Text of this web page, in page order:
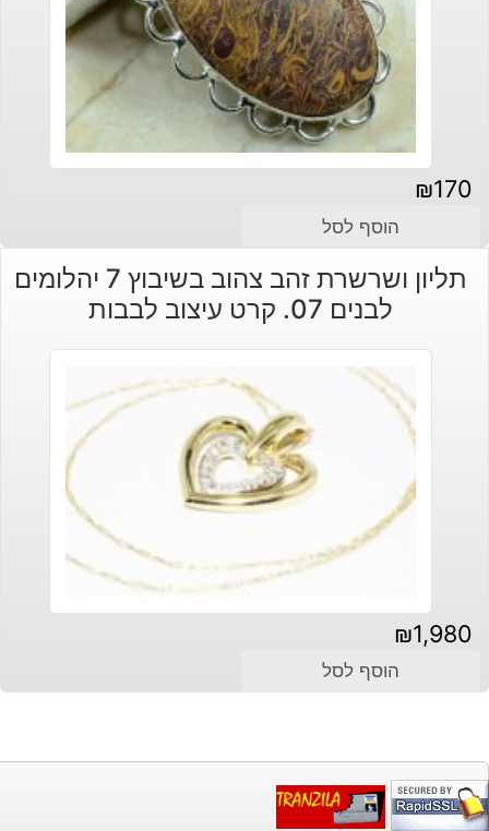
₪170
הוסף לסל
תליון ושרשרת זהב צהוב בשיבוץ 7 יהלומים
לבנים 07. קרט עיצוב לבבות
₪1,980
הוסף לסל